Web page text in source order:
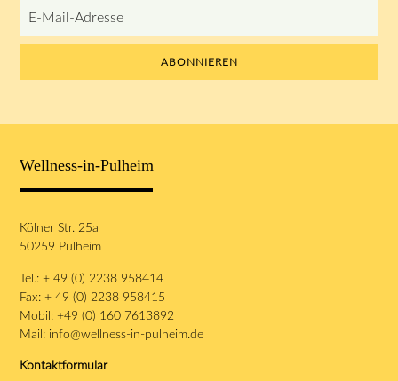
E-
Mail-
ABONNIEREN
Wellness-in-Pulheim
Kölner Str. 25a
50259 Pulheim
Tel.: + 49 (0) 2238 958414
Fax: + 49 (0) 2238 958415
Mobil: +49 (0) 160 7613892
Mail: info@wellness-in-pulheim.de
Kontaktformular